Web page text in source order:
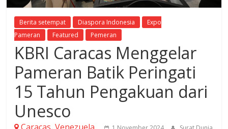
Berita setempat Diaspora Indonesia
Expo
Pameran
Featured Pemeran
KBRI Caracas Menggelar
Pameran Batik Peringati
15 Tahun Pengakuan dari
Unesco